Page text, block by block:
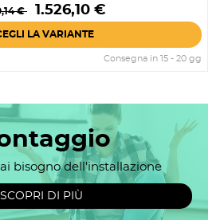
€ 1.526,10 €
LA VARIANTE
Consegna in 15 - 20 gg
bisogno dell'installazione
SCOPRI DI PIÙ